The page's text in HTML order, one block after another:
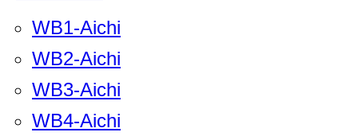
WB1-Aichi
WB2-Aichi
WB3-Aichi
WB4-Aichi